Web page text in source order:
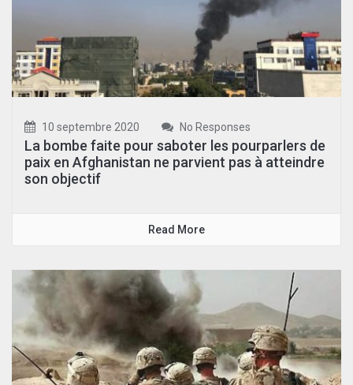
10 septembre 2020 No Responses
La bombe faite pour saboter les pourparlers de
paix en Afghanistan ne parvient pas à atteindre
son objectif
Read More